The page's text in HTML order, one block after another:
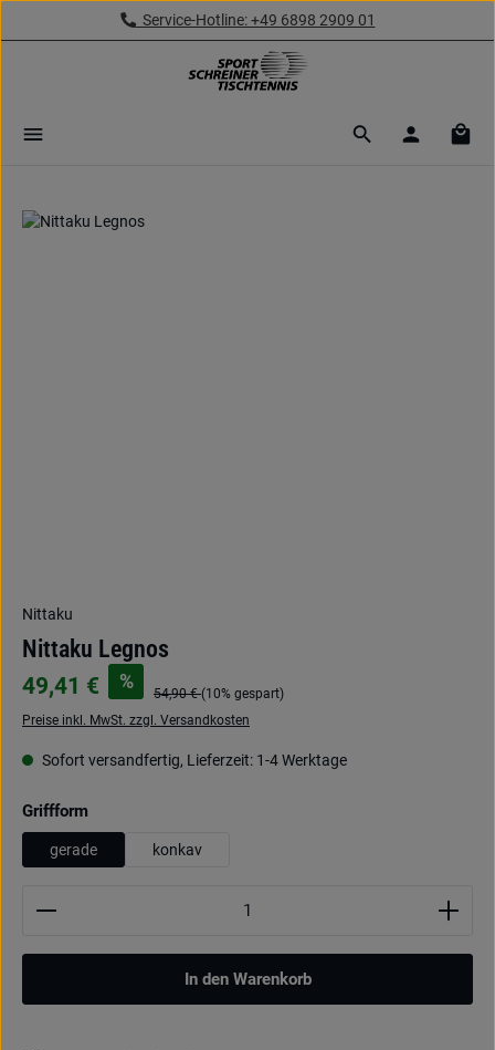
Zum Hauptinhalt springenService-Hotline: +49 6898 2909 01
Bildergalerie überspringen
Nittaku
Nittaku Legnos
49,41 € %
54,90 €(10% gespart)
Preise inkl. MwSt. zzgl. Versandkosten
Sofort versandfertig, Lieferzeit: 1-4 Werktage
Griffform
gerade konkav
Produkt Anzahl: Gib den gewünschten Wert ein
In den Warenkorb